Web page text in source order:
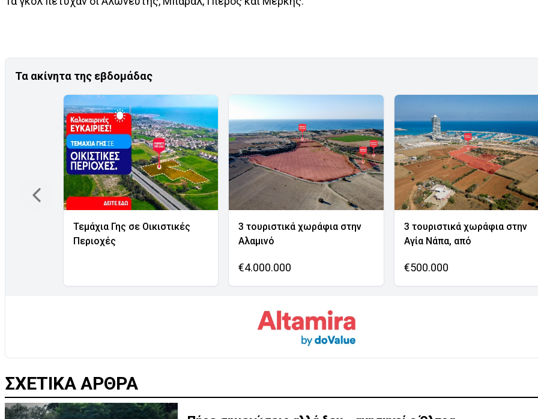
Τα ακίνητα της εβδομάδας
Τεμάχια Γης σε Οικιστικές
Περιοχές
3 τουριστικά χωράφια στην
Αλαμινό
€4.000.000
3 τουριστικά χωράφια στην
Αγία Νάπα, από
€500.000
ΣΧΕΤΙΚΑ ΑΡΘΡΑ